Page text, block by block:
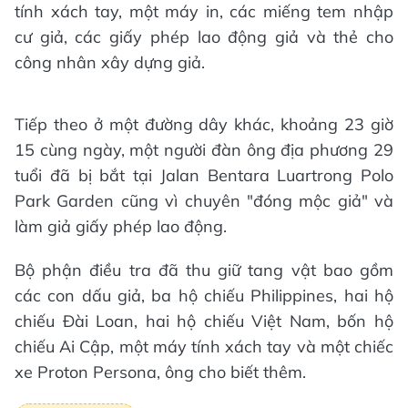
tính xách tay, một máy in, các miếng tem nhập
cư giả, các giấy phép lao động giả và thẻ cho
công nhân xây dựng giả.
Tiếp theo ở một đường dây khác, khoảng 23 giờ
15 cùng ngày, một người đàn ông địa phương 29
tuổi đã bị bắt tại Jalan Bentara Luartrong Polo
Park Garden cũng vì chuyên "đóng mộc giả" và
làm giả giấy phép lao động.
Bộ phận điều tra đã thu giữ tang vật bao gồm
các con dấu giả, ba hộ chiếu Philippines, hai hộ
chiếu Đài Loan, hai hộ chiếu Việt Nam, bốn hộ
chiếu Ai Cập, một máy tính xách tay và một chiếc
xe Proton Persona, ông cho biết thêm.